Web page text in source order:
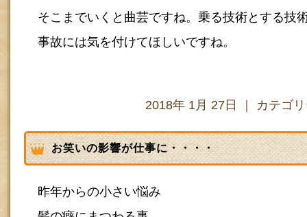
そこまでいくと曲芸ですね。乗る技術とする技
事故には気を付けてほしいですね。
2018年 1月 27日 ｜ カテゴ
お笑いの影響が仕事に・・・・
昨年からの小さい悩み